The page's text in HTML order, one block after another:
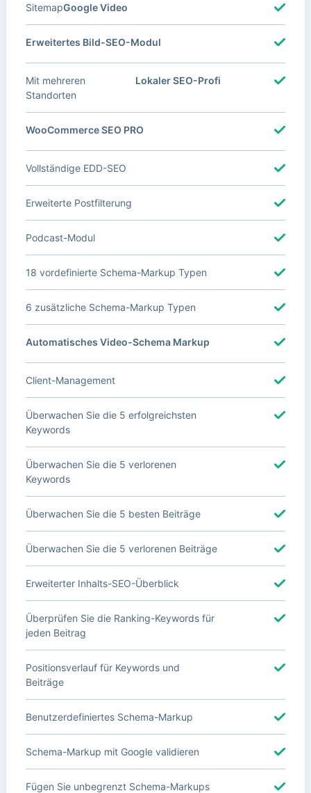
Google Video
Sitemap
Erweitertes Bild-SEO-Modul
Lokaler SEO-Profi
Mit mehreren
Standorten
WooCommerce SEO PRO
Vollständige EDD-SEO
Erweiterte Postfilterung
Podcast-Modul
18 vordefinierte Schema-Markup Typen
6 zusätzliche Schema-Markup Typen
Automatisches Video-Schema Markup
Client-Management
Überwachen Sie die 5 erfolgreichsten
Keywords
Überwachen Sie die 5 verlorenen
Keywords
Überwachen Sie die 5 besten Beiträge
Überwachen Sie die 5 verlorenen Beiträge
Erweiterter Inhalts-SEO-Überblick
Überprüfen Sie die Ranking-Keywords für
jeden Beitrag
Positionsverlauf für Keywords und
Beiträge
Benutzerdefiniertes Schema-Markup
Schema-Markup mit Google validieren
Fügen Sie unbegrenzt Schema-Markups